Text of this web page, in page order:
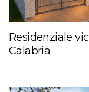
Residenziale
Calabria